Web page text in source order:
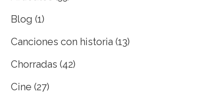
Blog (1)
Canciones con historia (13)
Chorradas (42)
Cine (27)